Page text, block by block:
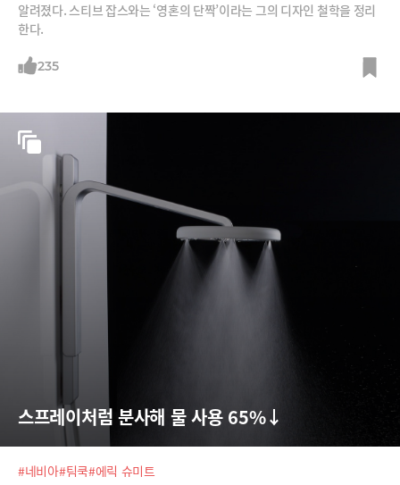
알려졌다. 스티브 잡스와는 ‘영혼의 단짝’이라는 그의 디자인 철학을 정리
한다.
235
스프레이처럼 분사해 물 사용 65%↓
#네비아#팀쿡#에릭 슈미트